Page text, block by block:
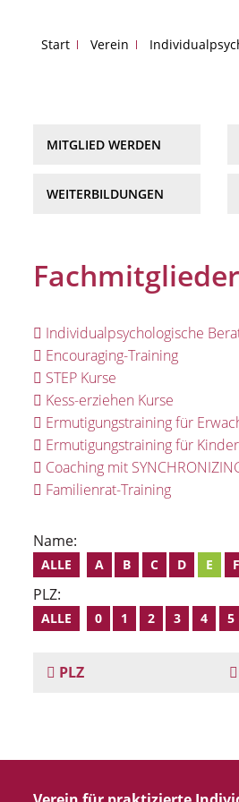
Start Verein
MITGLIED WERDEN
WEITERBILDUNGEN
Individualpsychologische
Encouraging-Training
STEP Kurse
Kess-erziehen Kurse
Ermutigungstraining für
Ermutigungstraining für
Coaching mit
Familienrat-Training
Name:
ALLE A B C D E F
PLZ:
ALLE 0 1 2 3 4 5
PLZ